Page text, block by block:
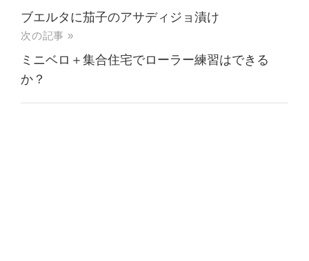
ブエルタに茄子のアサディジョ漬け
次の記事 »
ミニベロ＋集合住宅でローラー練習はできる
か？